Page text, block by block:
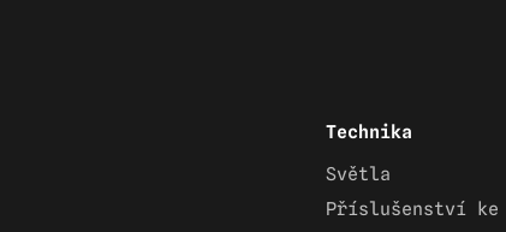
Technika
Světla
Příslušenství ke